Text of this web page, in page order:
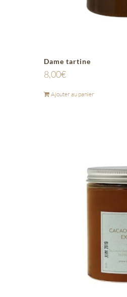
Dame tartine
8,00€
Ajouter au panier